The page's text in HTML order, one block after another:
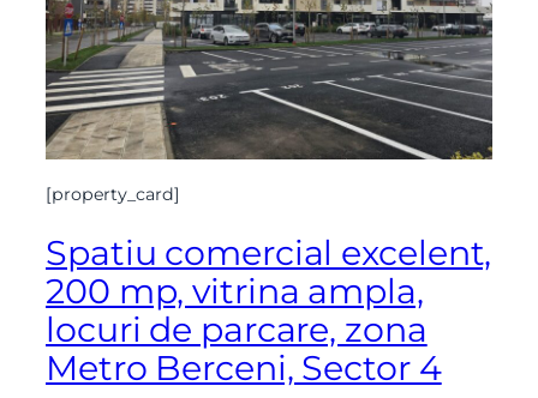
[property_card]
Spatiu comercial excelent,
200 mp, vitrina ampla,
locuri de parcare, zona
Metro Berceni, Sector 4